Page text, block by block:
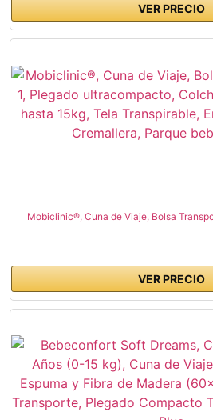
VER PRECIO
Mobiclinic®, Cuna de Viaje, Bolsa
VER PRECIO